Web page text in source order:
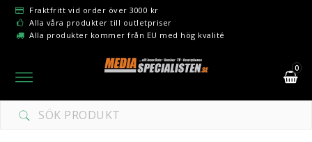
Fraktfritt vid order över 3000 kr
Alla våra produkter till outletpriser
Alla produkter kommer från EU med hög kvalité
0
Toggle
navigation